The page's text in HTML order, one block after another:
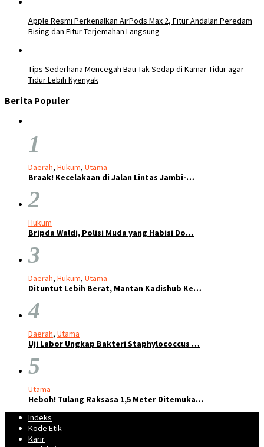
Apple Resmi Perkenalkan AirPods Max 2, Fitur Andalan Peredam
Bising dan Fitur Terjemahan Langsung
Tips Sederhana Mencegah Bau Tak Sedap di Kamar Tidur agar
Tidur Lebih Nyenyak
Berita Populer
1
Daerah, Hukum, Utama
Braak! Kecelakaan di Jalan Lintas Jambi-…
2
Hukum
Bripda Waldi, Polisi Muda yang Habisi Do…
3
Daerah, Hukum, Utama
Dituntut Lebih Berat, Mantan Kadishub Ke…
4
Daerah, Utama
Uji Labor Ungkap Bakteri Staphylococcus …
5
Utama
Heboh! Tulang Raksasa 1,5 Meter Ditemuka…
Indeks
Kode Etik
Karir